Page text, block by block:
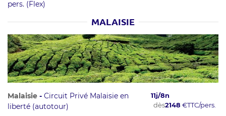
pers. (Flex)
MALAISIE
Malaisie - Circuit Privé Malaisie en
liberté (autotour)
11j/8n
dès2148 €TTC/pers.